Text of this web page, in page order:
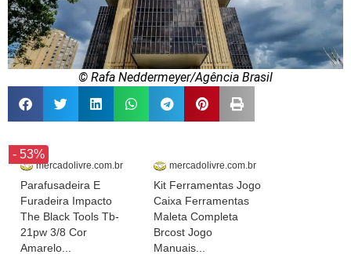
© Rafa Neddermeyer/Agência Brasil
- 53%
mercadolivre.com.br
Parafusadeira E
Furadeira Impacto
The Black Tools Tb-
21pw 3/8 Cor
Amarelo...
mercadolivre.com.br
Kit Ferramentas Jogo
Caixa Ferramentas
Maleta Completa
Brcost Jogo
Manuais...